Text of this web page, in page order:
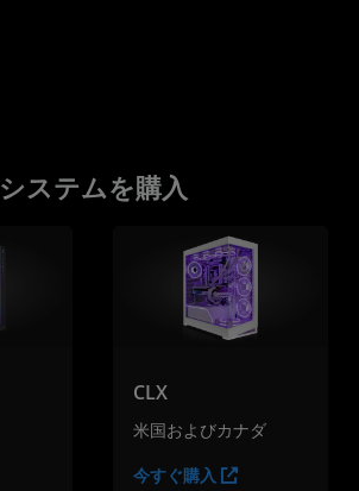
システムを購入
CLX
米国およびカナダ
今すぐ購入